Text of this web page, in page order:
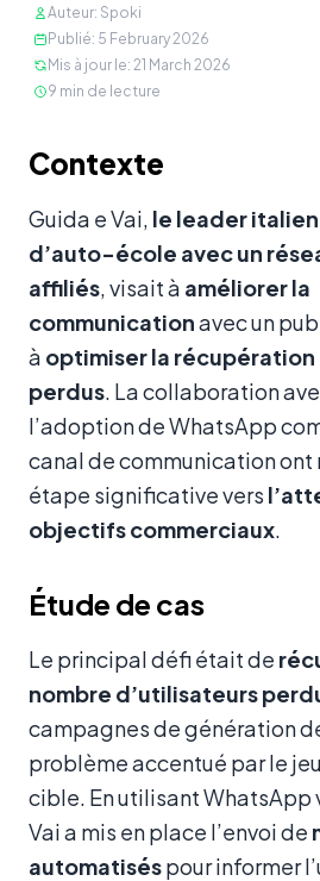
Auteur: Spoki
Publié: 5 February 2026
Mis à jour le: 21 March 2026
9 min de lecture
Contexte
Guida e Vai, le leader
d’auto-école avec un
affiliés, visait à améliorer la
communicationavec un
à optimiser la
perdus. La collaboration
l’adoption de WhatsApp
canal de communication ont
étape significative vers
objectifs commerciaux.
Étude de cas
Le principal défi était de
nombre d’utilisateurs
campagnes de génération
problème accentué par le
cible. En utilisant WhatsApp
Vai a mis en place l’envoi de
automatiséspour informer